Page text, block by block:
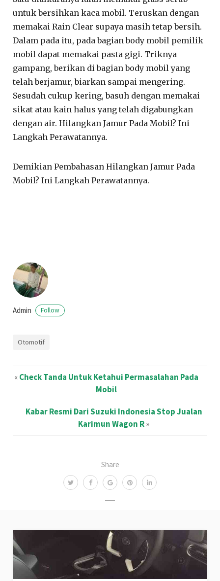
Share
untuk bersihkan kaca mobil. Teruskan dengan
memakai Rain Clear supaya masih tetap bersih.
Dalam pada itu, pada bagian body mobil pemilik
mobil dapat memakai pasta gigi. Triknya
gampang, berikan di bagian body mobil yang
telah berjamur, biarkan sampai mengering.
Sesudah cukup kering, basuh dengan memakai
sikat atau kain halus yang telah digabungkan
dengan air. Hilangkan Jamur Pada Mobil? Ini
Langkah Perawatannya.
Demikian Pembahasan Hilangkan Jamur Pada
Mobil? Ini Langkah Perawatannya.
Admin Follow
Otomotif
«Check Tanda Untuk Ketahui Permasalahan Pada
Mobil
Kabar Resmi Dari Suzuki Indonesia Stop Jualan
Karimun Wagon R»